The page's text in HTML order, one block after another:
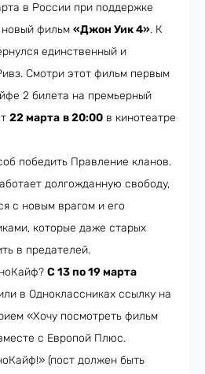
в России при поддержке
фильм «Джон Уик 4». К
единственный и
Смотри этот фильм первым
2 билета на премьерный
22 марта в 20:00 в кинотеатре
победить Правление кланов.
долгожданную свободу,
с новым врагом и его
которые даже старых
в предателей.
С 13 по 19 марта
в Одноклассниках ссылку на
«Хочу посмотреть фильм
с Европой Плюс.
(пост должен быть